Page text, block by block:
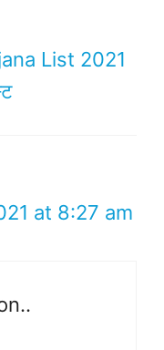
List 2021
at 8:27 am